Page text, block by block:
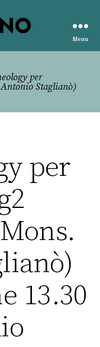
Menu
per
Staglianò)
per
13.30